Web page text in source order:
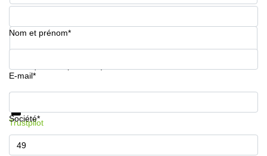
Numéro de téléphone*
Nom et prénom*
E-mail*
Société*
Informations et prix
Trustpilot